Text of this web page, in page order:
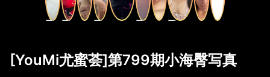
[YouMi尤蜜荟]第799期小海臀写真